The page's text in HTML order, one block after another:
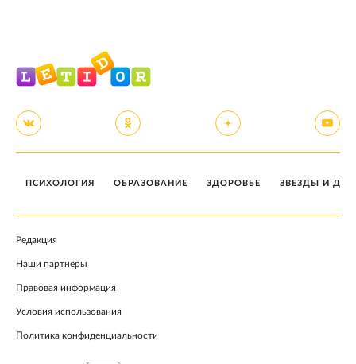
ПСИХОЛОГИЯ ОБРАЗОВАНИЕ ЗДОРОВЬЕ ЗВЕЗДЫ И
Редакция
Наши партнеры
Правовая информация
Условия использования
Политика конфиденциальности